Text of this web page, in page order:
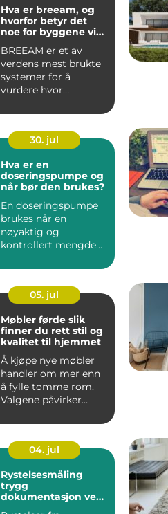
Hva er breeam, og
hvorfor betyr det
noe for byggene vi
BREEAM er et av
verdens mest brukte
systemer for å
vurdere hvor
er. Ordningen se...
30. jul
Hva er en
doseringspumpe og
når bør den brukes?
En doseringspumpe
brukes når en
nøyaktig og
kontrollert mengde
prosess, ofte o...
05. jul
Møbler førde slik
finner du rett stil og
kvalitet til hjemmet
Å kjøpe nye møbler
handler om mer enn
å fylle tomme rom.
Valgene påvirker
brukes, hv...
04. jul
Rystelsesmåling
trygg
dokumentasjon ved